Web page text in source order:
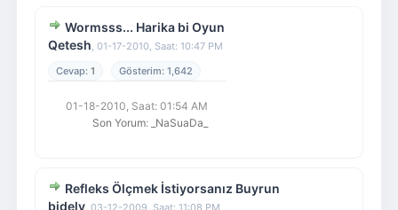
Wormsss... Harika bi Oyun
Qetesh, 01-17-2010, Saat: 10:47 PM
1
1,642
01-18-2010, Saat: 01:54 AM
Son Yorum: _NaSuaDa_
Refleks Ölçmek İstiyorsanız Buyrun
bidely, 03-12-2009, Saat: 11:08 PM